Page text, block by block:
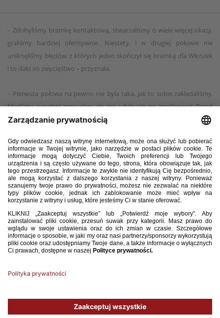
– Zdobyliśmy bramkę kontaktową, stwarzaliśmy o wiele więcej okazji,
graliśmy bardziej ofensywnie. Niestety, i w drugiej połowie nie
uniknęliśmy błędów, z których jeden skończył się bramką dla Włoszek
i to dało im zwycięstwo – przyznała.
– Pierwsza połowa na pewno nie była taka, jak to sobie zakładaliśmy.
Mieliśmy zupełnie inny plan, ale nie udało się go zrealizować. Przed
nami dokładna analiza, ale myślę, że dziewczyny nieco mentalnie nie
wiem, na co je stać, jak potrafią grać w piłkę. Mieliśmy zupełnie inne
oczekiwania, jednak zaczęło się bardzo źle i nie zareagowaliśmy na to,
jak należy. Dopiero w drugiej połowie zagraliśmy lepiej. Zawodniczki
wyszły po przerwie z otwartą głową, z luzem, którego brakowało nam
od początku spotkania. Było widać, że funkcjonują inaczej, podejmują
lepsze decyzje – dodała sterniczka polskiej kadry.
– Rozegraliśmy dwie zupełnie różne połowy, ale to też pokazuje, że
zawodniczki wchodzące z ławki rezerwowych wnoszą na boisko sporo
w piłkę. To, że odrabialiśmy straty i nie poddawaliśmy się, świadczy
spotkania także pozytywne wnioski. Przed nami kolejne, trudne mecze
i musimy wspiąć się na wyżyny – zakończyła selekcjonerka kadry U-17.
Używamy plików cookies, aby ułatwić Ci korzystanie z naszego serwisu